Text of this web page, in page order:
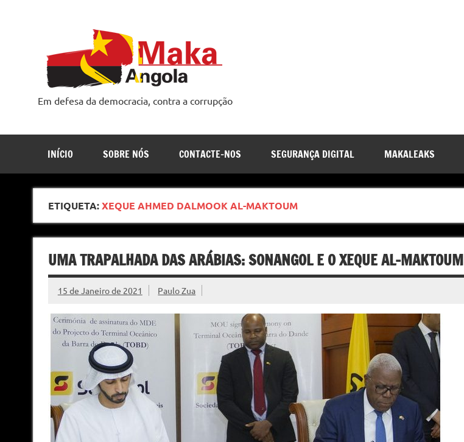
Em defesa da democracia, contra a corrupção
INÍCIO SOBRE NÓS CONTACTE-NOS SEGURANÇA DIGITAL MAKALEAKS
ETIQUETA:XEQUE AHMED DALMOOK AL-MAKTOUM
UMA TRAPALHADA DAS ARÁBIAS: SONANGOL E O XEQUE AL-MAKTOUM
15 de Janeiro de 2021 Paulo Zua